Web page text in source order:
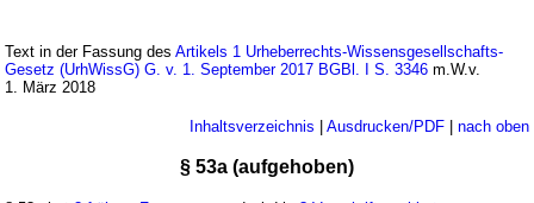
Text in der Fassung desArtikels 1 Urheberrechts-Wissensgesellschafts-
Gesetz (UrhWissG) G. v. 1. September 2017 BGBl. I S. 3346 m.W.v.
1. März 2018
Inhaltsverzeichnis | Ausdrucken/PDF| nach oben
§ 53a (aufgehoben)